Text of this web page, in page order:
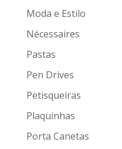
Moda e Estilo
Nécessaires
Pastas
Pen Drives
Petisqueiras
Plaquinhas
Porta Canetas